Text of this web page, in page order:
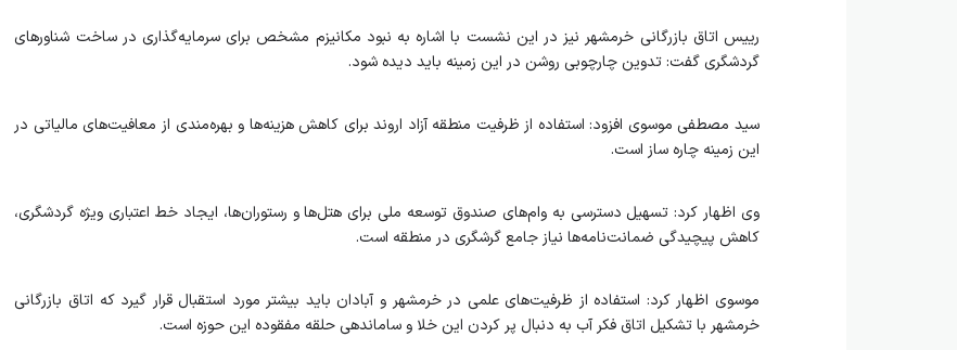
رییس اتاق بازرگانی خرمشهر نیز در این نشست با اشاره به نبود مکانیزم مشخص برای سرمایه‌گذاری در ساخت شناورهای
گردشگری گفت: تدوین چارچوبی روشن در این زمینه باید دیده شود.
سید مصطفی موسوی افزود: استفاده از ظرفیت منطقه آزاد اروند برای کاهش هزینه‌ها و بهره‌مندی از معافیت‌های مالیاتی در
این زمینه چاره ساز است.
وی اظهار کرد: تسهیل دسترسی به وام‌های صندوق توسعه ملی برای هتل‌ها و رستوران‌ها، ایجاد خط اعتباری ویژه گردشگری،
کاهش پیچیدگی ضمانت‌نامه‌ها نیاز جامع گرشگری در منطقه است.
موسوی اظهار کرد: استفاده از ظرفیت‌های علمی در خرمشهر و آبادان باید بیشتر مورد استقبال قرار گیرد که اتاق بازرگانی
خرمشهر با تشکیل اتاق فکر آب به دنبال پر کردن این خلا و ساماندهی حلقه مفقوده این حوزه است.